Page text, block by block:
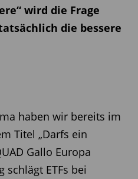
wird die Frage
die bessere
haben wir bereits im
Titel „Darfs ein
Gallo Europa
schlägt ETFs bei